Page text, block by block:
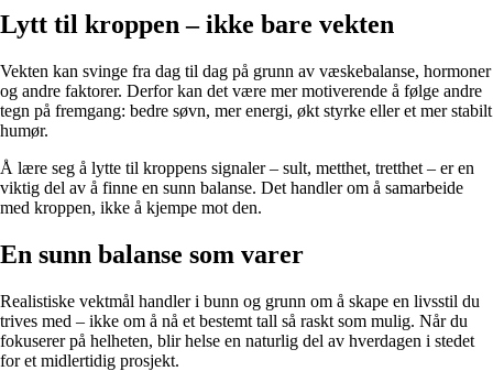
Lytt til kroppen – ikke bare vekten
Vekten kan svinge fra dag til dag på grunn av væskebalanse, hormoner
og andre faktorer. Derfor kan det være mer motiverende å følge andre
tegn på fremgang: bedre søvn, mer energi, økt styrke eller et mer stabilt
humør.
Å lære seg å lytte til kroppens signaler – sult, metthet, tretthet – er en
viktig del av å finne en sunn balanse. Det handler om å samarbeide
med kroppen, ikke å kjempe mot den.
En sunn balanse som varer
Realistiske vektmål handler i bunn og grunn om å skape en livsstil du
trives med – ikke om å nå et bestemt tall så raskt som mulig. Når du
fokuserer på helheten, blir helse en naturlig del av hverdagen i stedet
for et midlertidig prosjekt.